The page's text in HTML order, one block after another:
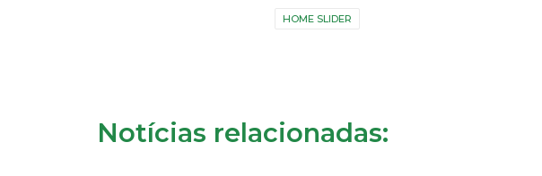
HOME SLIDER
Notícias relacionadas: